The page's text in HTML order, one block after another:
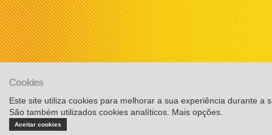
Cookies
Este site utiliza cookies para melhorar a sua experiência durante a
São também utilizados cookies analíticos. Mais opções
Aceitar cookies